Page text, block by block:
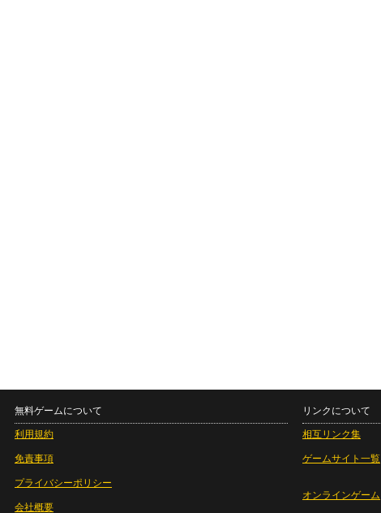
無料ゲームについて
利用規約
免責事項
プライバシーポリシー
会社概要
リンクについて
相互リンク集
ゲームサイト一覧
オンラインゲーム